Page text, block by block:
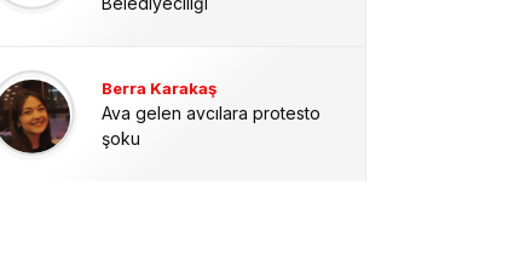
Berra Karakaş
Ava gelen avcılara protesto
şoku